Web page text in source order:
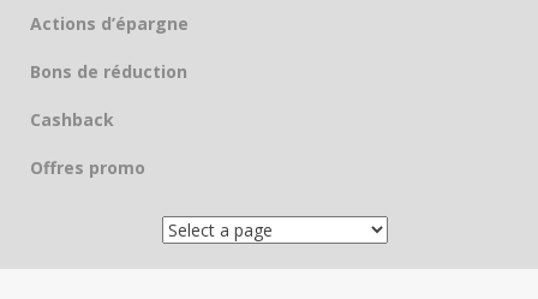
Skip to content
Actions d’épargne
Bons de réduction
Cashback
Offres promo